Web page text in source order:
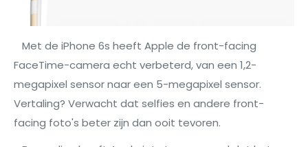
Met de iPhone 6s heeft Apple de front-facing
FaceTime-camera echt verbeterd, van een 1,2-
megapixel sensor naar een 5-megapixel sensor.
Vertaling? Verwacht dat selfies en andere front-
facing foto's beter zijn dan ooit tevoren.